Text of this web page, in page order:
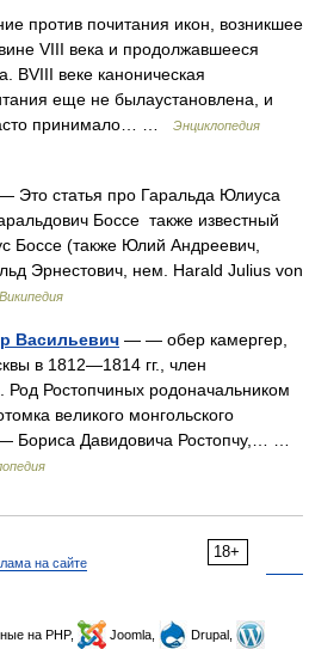
против почитания икон, возникшее
VIII века и продолжавшееся
ВVIII веке каноническая
еще не былаустановлена, и
принимало… …
Энциклопедия
Это статья про Гаральда Юлиуса
Боссе также известный
Боссе (также Юлий Андреевич,
Эрнестович, нем. Harald Julius von
Википедия
Васильевич — — обер камергер,
в 1812—1814 гг., член
Род Ростопчиных родоначальником
великого монгольского
— Бориса Давидовича Ростопчу,… …
18+
на сайте
на PHP, Joomla,
Drupal,